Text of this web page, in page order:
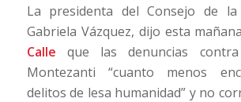
La presidenta del Consejo de la
Gabriela Vázquez, dijo esta
Calle que las denuncias
Montezanti “cuanto menos
delitos de lesa humanidad” y no